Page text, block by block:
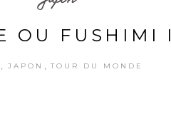
OU FUSHIMI
JAPON TOUR DU MONDE